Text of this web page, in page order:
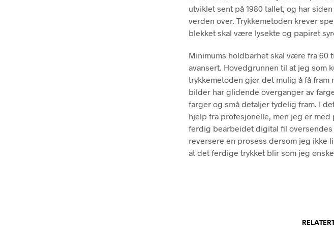
utviklet sent på 1980 tallet, og har
verden over. Trykkemetoden krever
blekket skal være lysekte og papiret
Minimums holdbarhet skal være fra 60
avansert. Hovedgrunnen til at jeg som
trykkemetoden gjør det mulig å få fram
bilder har glidende overganger av
farger og små detaljer tydelig fram. I
hjelp fra profesjonelle, men jeg er
ferdig bearbeidet digital fil
reversere en prosess dersom jeg ikke
at det ferdige trykket blir som jeg